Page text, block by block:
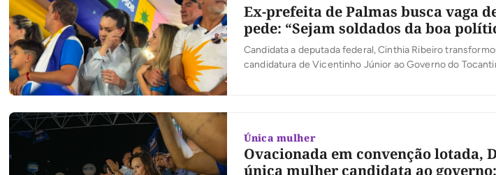
Ex-prefeita de Palmas busca vaga
pede: “Sejam soldados da boa
Candidata a deputada federal, Cinthia Ribeiro
candidatura de Vicentinho Júnior ao Governo do
Única mulher
Ovacionada em convenção lotada,
única mulher candidata ao